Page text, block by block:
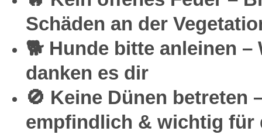
Schäden an der
🐕 Hunde bitte anleinen –
danken es dir
🚫 Keine Dünen betreten
empfindlich & wichtig für